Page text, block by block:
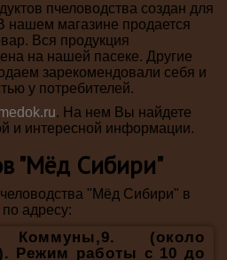
пчеловодства создан для
нашем магазине продается
Вся продукция
на нашей пасеке. Другие
зарекомендовали себя и
у потребителей.
. На нем Вы найдете
и интересной информации.
"Мёд Сибири"
"Мёд Сибири" в
адресу:
Коммуны,9. (около
Режим работы с 10 до